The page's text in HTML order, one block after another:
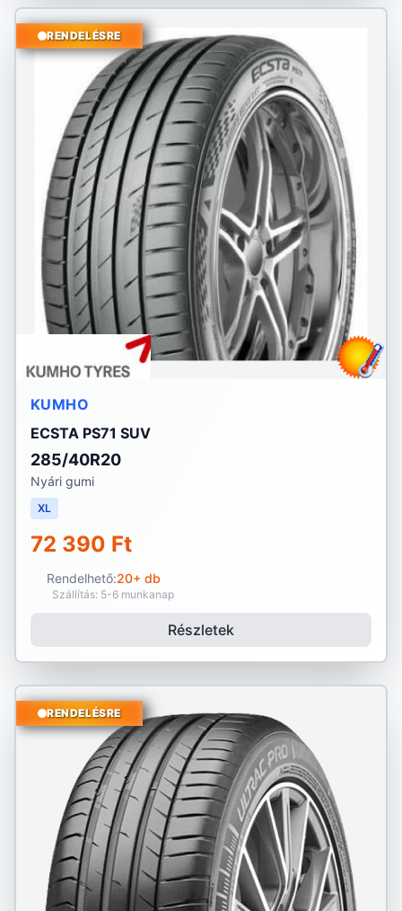
RENDELÉSRE
KUMHO
ECSTA PS71 SUV
285/40R20
Nyári gumi
XL
72 390 Ft
Rendelhető:20+ db
Szállítás: 5-6 munkanap
Részletek
RENDELÉSRE